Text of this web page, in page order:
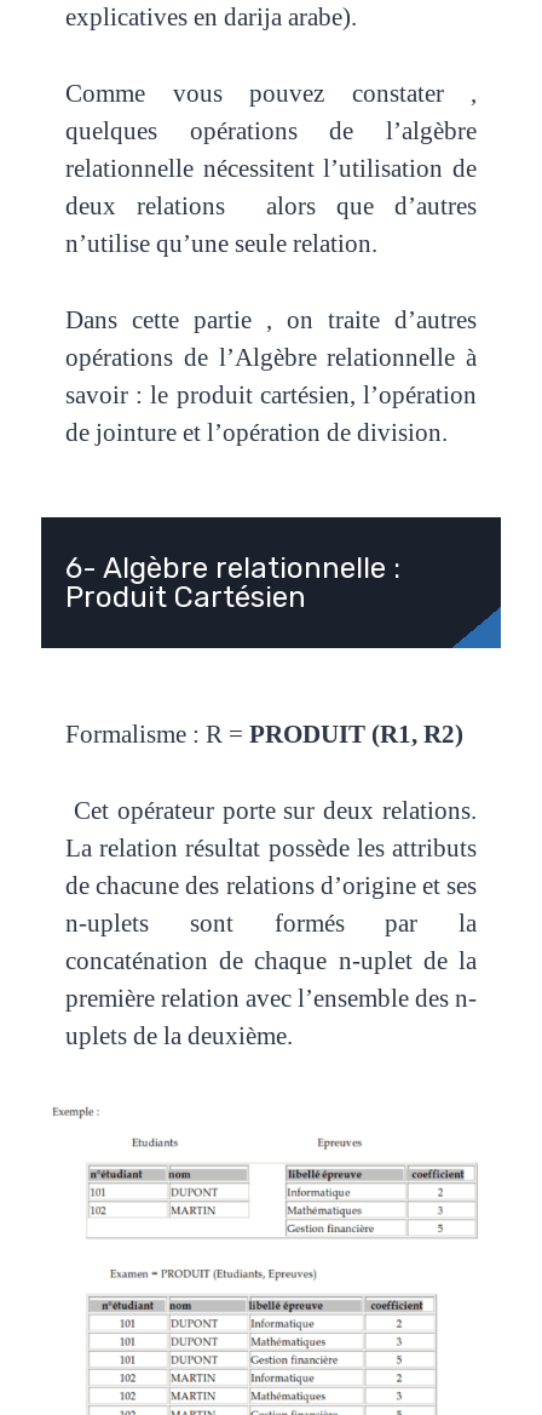
explicatives en darija arabe).
Comme vous pouvez constater ,
quelques opérations de l’algèbre
relationnelle nécessitent l’utilisation de
deux relations alors que d’autres
n’utilise qu’une seule relation.
Dans cette partie , on traite d’autres
opérations de l’Algèbre relationnelle à
savoir : le produit cartésien, l’opération
de jointure et l’opération de division.
6- Algèbre relationnelle :
Produit Cartésien
Formalisme : R = PRODUIT (R1, R2)
Cet opérateur porte sur deux relations.
La relation résultat possède les attributs
de chacune des relations d’origine et ses
n-uplets sont formés par la
concaténation de chaque n-uplet de la
première relation avec l’ensemble des n-
uplets de la deuxième.